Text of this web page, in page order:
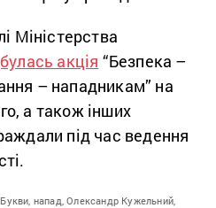
Міністерства
акція “Безпека –
– нападникам” на
а також інших
під час ведення
Букви, напад, Олександр Кужельний,